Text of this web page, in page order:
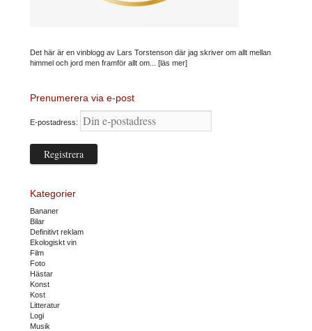
Det här är en vinblogg av Lars Torstenson där jag skriver om allt mellan
himmel och jord men framför allt om... [läs mer]
Prenumerera via e-post
E-postadress:
Kategorier
Bananer
Bilar
Definitivt reklam
Ekologiskt vin
Film
Foto
Hästar
Konst
Kost
Litteratur
Logi
Musik